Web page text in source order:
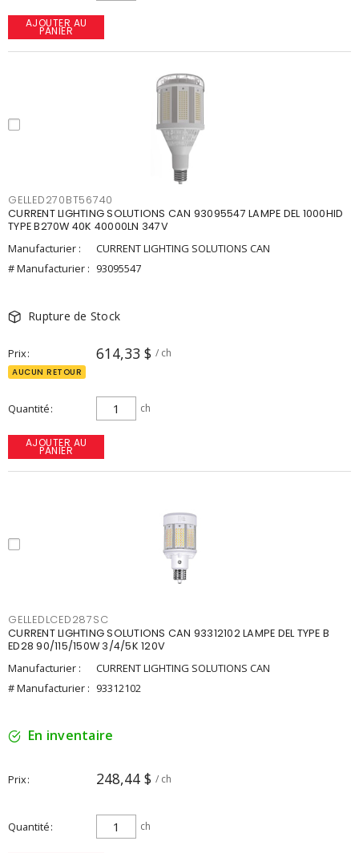
AJOUTER AU
PANIER
GELLED270BT56740
CURRENT LIGHTING SOLUTIONS CAN 93095547 LAMPE DEL 1000HID
TYPE B270W 40K 40000LN 347V
Manufacturier :
CURRENT LIGHTING SOLUTIONS CAN
# Manufacturier : 93095547
Rupture de Stock
Prix 614,33 $ / ch
AUCUN RETOUR
Quantité ch
AJOUTER AU
PANIER
GELLEDLCED287SC
CURRENT LIGHTING SOLUTIONS CAN 93312102 LAMPE DEL TYPE B
ED28 90/115/150W 3/4/5K 120V
Manufacturier :
CURRENT LIGHTING SOLUTIONS CAN
# Manufacturier : 93312102
En inventaire
Prix 248,44 $ / ch
Quantité ch